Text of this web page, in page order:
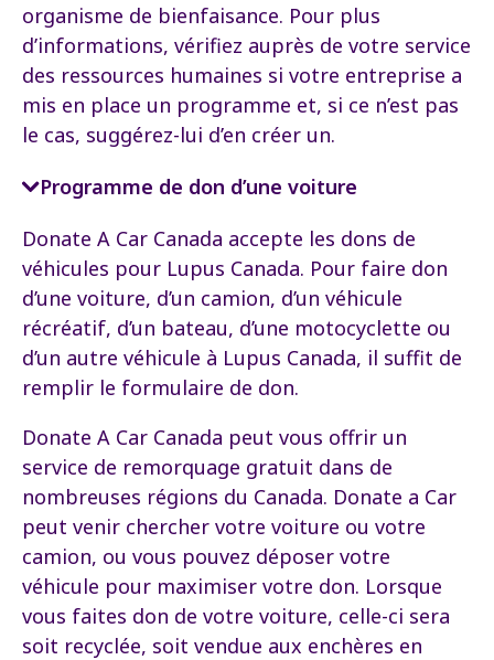
organisme de bienfaisance. Pour plus
d’informations, vérifiez auprès de votre service
des ressources humaines si votre entreprise a
mis en place un programme et, si ce n’est pas
le cas, suggérez-lui d’en créer un.
Programme de don d’une voiture
Donate A Car Canada accepte les dons de
véhicules pour Lupus Canada. Pour faire don
d’une voiture, d’un camion, d’un véhicule
récréatif, d’un bateau, d’une motocyclette ou
d’un autre véhicule à Lupus Canada, il suffit de
remplir le formulaire de don.
Donate A Car Canada peut vous offrir un
service de remorquage gratuit dans de
nombreuses régions du Canada. Donate a Car
peut venir chercher votre voiture ou votre
camion, ou vous pouvez déposer votre
véhicule pour maximiser votre don. Lorsque
vous faites don de votre voiture, celle-ci sera
soit recyclée, soit vendue aux enchères en